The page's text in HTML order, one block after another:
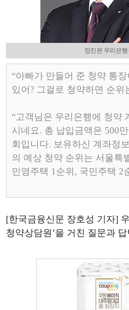
정진완 우리은
“아빠가 만들어 준 청약 통
있어 ? 그걸로 청약하면 순위
“고객님은 우리은행에 청약
시네요. 총 납입금액은 500
회입니다. 보유하신 계좌정
의 예상 청약 순위는 서울특
민영주택 1 순위 , 국민주택 2
[한국금융신문 장호성 기자]
청약상담원’을 거친 질문과